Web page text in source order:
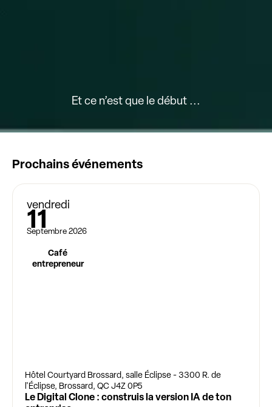
Et ce n’est que le début ...
Prochains événements
vendredi
11
Septembre 2026
Café
entrepreneur
Hôtel Courtyard Brossard, salle Éclipse - 3300 R. de
l'Éclipse, Brossard, QC J4Z 0P5
Le Digital Clone : construis la version IA de ton